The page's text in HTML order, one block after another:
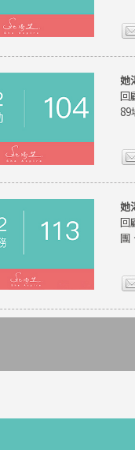
她
回
89
她
回
團